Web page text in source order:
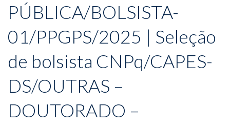
PÚBLICA/BOLSISTA-
01/PPGPS/2025 | Seleção
de bolsista CNPq/CAPES-
DS/OUTRAS –
DOUTORADO –